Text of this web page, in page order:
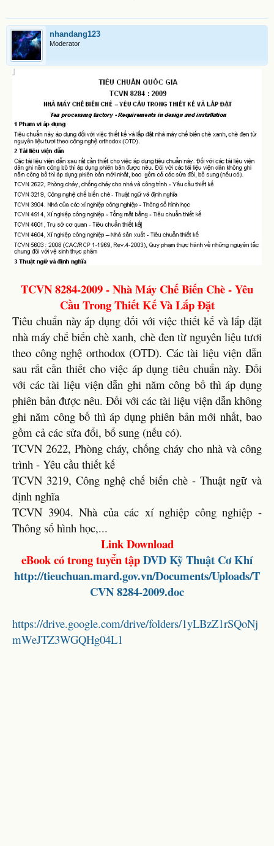
nhandang123
Moderator
TCVN 8284-2009 - Nhà Máy Chế Biến Chè - Yêu
Cầu Trong Thiết Kế Và Lắp Đặt
Tiêu chuẩn này áp dụng đối với việc thiết kế và lắp đặt
nhà máy chế biến chè xanh, chè đen từ nguyên liệu tươi
theo công nghệ orthodox (OTD). Các tài liệu viện dẫn
sau rất cần thiết cho việc áp dụng tiêu chuẩn này. Đối
với các tài liệu viện dẫn ghi năm công bố thì áp dụng
phiên bản được nêu. Đối với các tài liệu viện dẫn không
ghi năm công bố thì áp dụng phiên bản mới nhất, bao
gồm cả các sửa đổi, bổ sung (nếu có).
TCVN 2622, Phòng cháy, chống cháy cho nhà và công
trình - Yêu cầu thiết kế
TCVN 3219, Công nghệ chế biến chè - Thuật ngữ và
định nghĩa
TCVN 3904. Nhà của các xí nghiệp công nghiệp -
Thông số hình học,...
Link Download
eBook có trong tuyển tậpDVDKỹ Thuật Cơ Khí
http://tieuchuan.mard.gov.vn/Documents/Uploads/T
CVN 8284-2009.doc
https://drive.google.com/drive/folders/1yLBzZ1rSQoNj
mWeJTZ3WGQHg04L1